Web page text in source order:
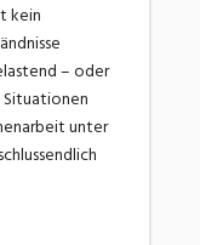
kein
– oder
Situationen
unter